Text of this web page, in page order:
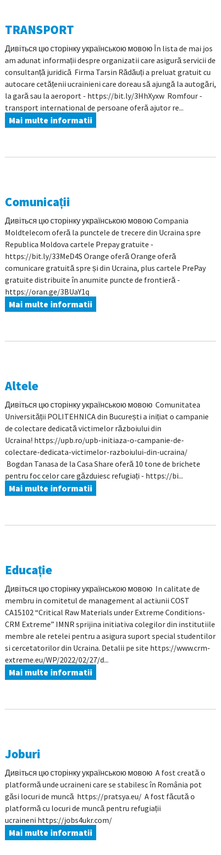
TRANSPORT
Дивіться цю сторінку українською мовою În lista de mai jos
am adunat informații despre organizatii care asigură servicii de
consultanță juridică Firma Tarsin Rădăuți a preluat gratuit cu
autocare cetățenii ucrainieni care doreau să ajungă la autogări,
la gară sau la aeroport - https://bit.ly/3HhXyxw Romfour -
transport international de persoane oferă ajutor re...
Mai multe informatii
Comunicații
Дивіться цю сторінку українською мовою Compania
Moldtelecom oferă la punctele de trecere din Ucraina spre
Republica Moldova cartele Prepay gratuite -
https://bit.ly/33MeD4S Orange oferă Orange oferă
comunicare gratuită spre și din Ucraina, plus cartele PrePay
gratuite distribuite în anumite puncte de frontieră -
https://oran.ge/3BUaY1q
Mai multe informatii
Altele
Дивіться цю сторінку українською мовою Comunitatea
Universității POLITEHNICA din București a inițiat o campanie
de colectare dedicată victimelor războiului din
Ucraina! https://upb.ro/upb-initiaza-o-campanie-de-
colectare-dedicata-victimelor-razboiului-din-ucraina/
Bogdan Tanasa de la Casa Share oferă 10 tone de brichete
pentru foc celor care găzduiesc refugiați - https://bi...
Mai multe informatii
Educație
Дивіться цю сторінку українською мовою In calitate de
membru in comitetul de management al actiunii COST
CA15102 “Critical Raw Materials under Extreme Conditions-
CRM Extreme” IMNR sprijina initiativa colegilor din institutiile
membre ale retelei pentru a asigura suport special studentilor
si cercetatorilor din Ucraina. Detalii pe site https://www.crm-
extreme.eu/WP/2022/02/27/d...
Mai multe informatii
Joburi
Дивіться цю сторінку українською мовою A fost creată o
platformă unde ucraineni care se stabilesc în România pot
găsi locuri de muncă https://pratsya.eu/ A fost făcută o
platformă cu locuri de muncă pentru refugiații
ucraineni https://jobs4ukr.com/
Mai multe informatii